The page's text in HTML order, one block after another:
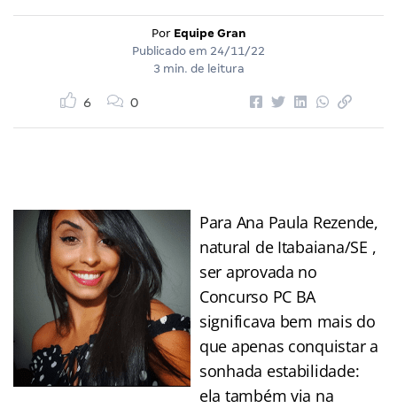
Por Equipe Gran
Publicado em 24/11/22
3 min. de leitura
6 0
Para Ana Paula Rezende,
natural de Itabaiana/SE ,
ser aprovada no
Concurso PC BA
significava bem mais do
que apenas conquistar a
sonhada estabilidade:
ela também via na